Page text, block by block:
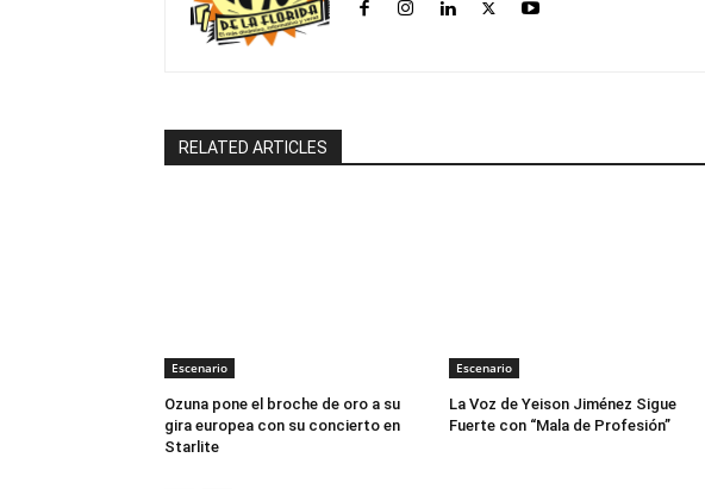
RELATED ARTICLES
Escenario
Ozuna pone el broche de oro a su
gira europea con su concierto en
Starlite
Escenario
La Voz de Yeison Jiménez Sigue
Fuerte con “Mala de Profesión”